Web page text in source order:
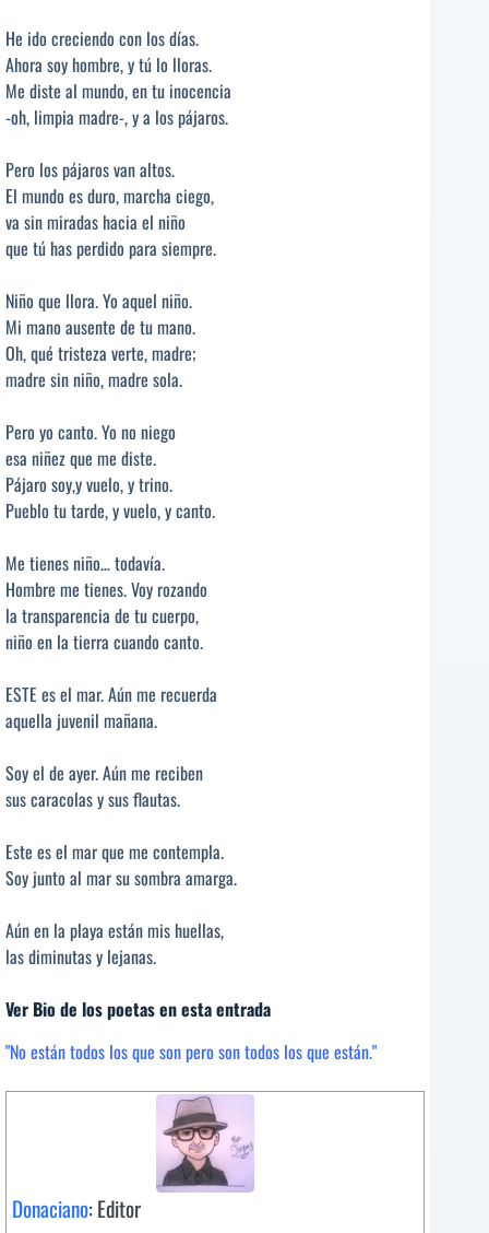
He ido creciendo con los días.
Ahora soy hombre, y tú lo lloras.
Me diste al mundo, en tu inocencia
-oh, limpia madre-, y a los pájaros.
Pero los pájaros van altos.
El mundo es duro, marcha ciego,
va sin miradas hacia el niño
que tú has perdido para siempre.
Niño que llora. Yo aquel niño.
Mi mano ausente de tu mano.
Oh, qué tristeza verte, madre;
madre sin niño, madre sola.
Pero yo canto. Yo no niego
esa niñez que me diste.
Pájaro soy,y vuelo, y trino.
Pueblo tu tarde, y vuelo, y canto.
Me tienes niño… todavía.
Hombre me tienes. Voy rozando
la transparencia de tu cuerpo,
niño en la tierra cuando canto.
ESTE es el mar. Aún me recuerda
aquella juvenil mañana.
Soy el de ayer. Aún me reciben
sus caracolas y sus flautas.
Este es el mar que me contempla.
Soy junto al mar su sombra amarga.
Aún en la playa están mis huellas,
las diminutas y lejanas.
Ver Bio de los poetas en esta entrada
"No están todos los que son pero son todos los que están."
Donaciano: Editor